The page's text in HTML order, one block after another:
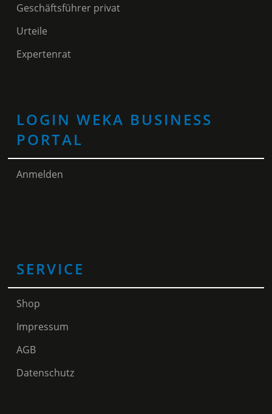
Geschäftsführer privat
Urteile
Expertenrat
LOGIN WEKA BUSINESS
PORTAL
Anmelden
SERVICE
Shop
Impressum
AGB
Datenschutz